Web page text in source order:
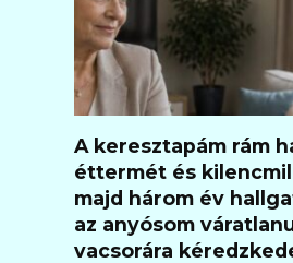
A keresztapám rám
éttermét és
majd három év
az anyósom
vacsorára